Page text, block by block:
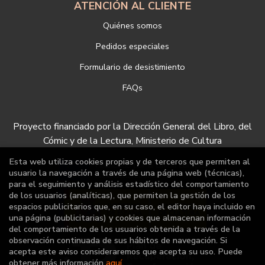
ATENCIÓN AL CLIENTE
Quiénes somos
Pedidos especiales
Formulario de desistimiento
FAQs
Proyecto financiado por la Dirección General del Libro, del
Cómic y de la Lectura, Ministerio de Cultura
Esta web utiliza cookies propias y de terceros que permiten al
usuario la navegación a través de una página web (técnicas),
para el seguimiento y análisis estadístico del comportamiento
de los usuarios (analíticas), que permiten la gestión de los
espacios publicitarios que, en su caso, el editor haya incluido en
una página (publicitarias) y cookies que almacenan información
del comportamiento de los usuarios obtenida a través de la
observación continuada de sus hábitos de navegación. Si
acepta este aviso consideraremos que acepta su uso. Puede
obtener más información aquí.